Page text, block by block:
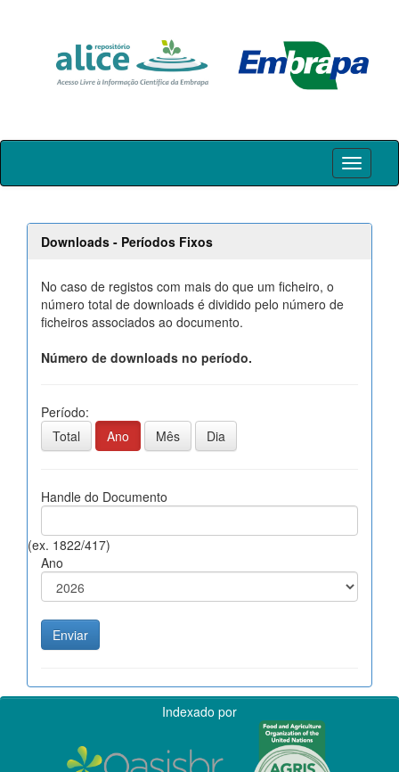
Skip
Downloads - Períodos Fixos
No caso de registos com mais do que um ficheiro, o
número total de downloads é dividido pelo número de
ficheiros associados ao documento.
Número de downloads no período.
Período:
Total
Ano Mês Dia
Handle do Documento
(ex. 1822/417)
Ano
Indexado por